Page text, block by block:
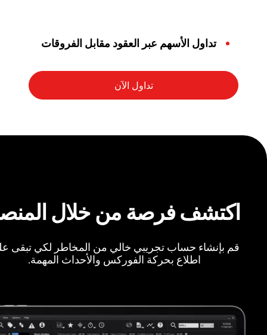
تداول الأسهم عبر العقود مقابل الفروقات
اكتشف فرصة من خلال
قم بإنشاء حساب تجريبي خالي من المخاطر لكي تبقى
اطلاع بحركة الفوركس والأحداث المهمة.